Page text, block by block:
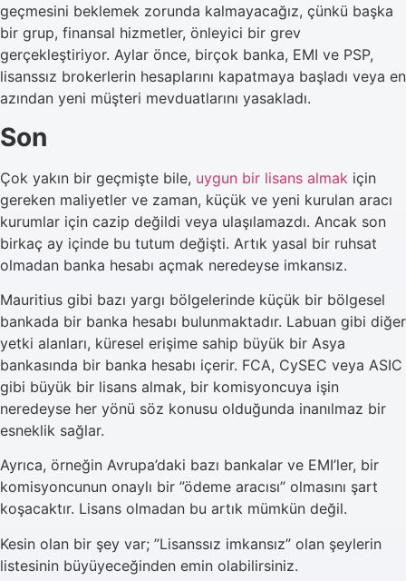
geçmesini beklemek zorunda kalmayacağız, çünkü başka
bir grup, finansal hizmetler, önleyici bir grev
gerçekleştiriyor. Aylar önce, birçok banka, EMI ve PSP,
lisanssız brokerlerin hesaplarını kapatmaya başladı veya en
azından yeni müşteri mevduatlarını yasakladı.
Son
Çok yakın bir geçmişte bile, uygun bir lisans almak için
gereken maliyetler ve zaman, küçük ve yeni kurulan aracı
kurumlar için cazip değildi veya ulaşılamazdı. Ancak son
birkaç ay içinde bu tutum değişti. Artık yasal bir ruhsat
olmadan banka hesabı açmak neredeyse imkansız.
Mauritius gibi bazı yargı bölgelerinde küçük bir bölgesel
bankada bir banka hesabı bulunmaktadır. Labuan gibi diğer
yetki alanları, küresel erişime sahip büyük bir Asya
bankasında bir banka hesabı içerir. FCA, CySEC veya ASIC
gibi büyük bir lisans almak, bir komisyoncuya işin
neredeyse her yönü söz konusu olduğunda inanılmaz bir
esneklik sağlar.
Ayrıca, örneğin Avrupa’daki bazı bankalar ve EMI’ler, bir
komisyoncunun onaylı bir ”ödeme aracısı” olmasını şart
koşacaktır. Lisans olmadan bu artık mümkün değil.
Kesin olan bir şey var; ”Lisanssız imkansız” olan şeylerin
listesinin büyüyeceğinden emin olabilirsiniz.